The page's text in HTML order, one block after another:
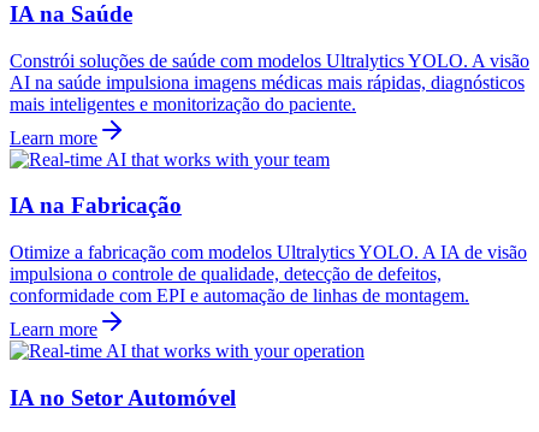
IA na Saúde
Constrói soluções de saúde com modelos Ultralytics YOLO. A visão
AI na saúde impulsiona imagens médicas mais rápidas, diagnósticos
mais inteligentes e monitorização do paciente.
Learn more
IA na Fabricação
Otimize a fabricação com modelos Ultralytics YOLO. A IA de visão
impulsiona o controle de qualidade, detecção de defeitos,
conformidade com EPI e automação de linhas de montagem.
Learn more
IA no Setor Automóvel